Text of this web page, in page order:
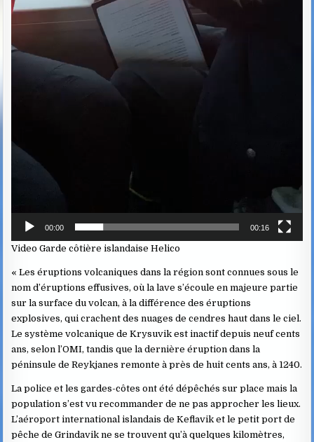
00:00 00:16
Video Garde côtière islandaise Helico
« Les éruptions volcaniques dans la région sont connues sous le
nom d’éruptions effusives, où la lave s’écoule en majeure partie
sur la surface du volcan, à la différence des éruptions
explosives, qui crachent des nuages de cendres haut dans le ciel.
Le système volcanique de Krysuvik est inactif depuis neuf cents
ans, selon l’OMI, tandis que la dernière éruption dans la
péninsule de Reykjanes remonte à près de huit cents ans, à 1240.
La police et les gardes-côtes ont été dépêchés sur place mais la
population s’est vu recommander de ne pas approcher les lieux.
L’aéroport international islandais de Keflavik et le petit port de
pêche de Grindavik ne se trouvent qu’à quelques kilomètres,